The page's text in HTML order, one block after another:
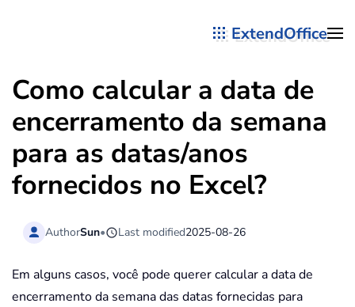
ExtendOffice
Como calcular a data de
encerramento da semana
para as datas/anos
fornecidos no Excel?
AuthorSun• Last modified2025-08-26
Em alguns casos, você pode querer calcular a data de
encerramento da semana das datas fornecidas para